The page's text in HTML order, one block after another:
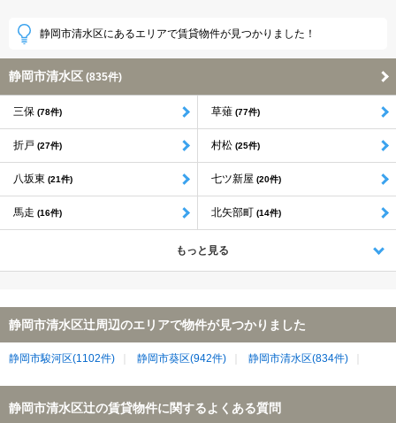
静岡市清水区にあるエリアで賃貸物件が見つかりました！
静岡市清水区 (835件)
三保 (78件) 草薙 (77件)
折戸 (27件) 村松 (25件)
八坂東 (21件) 七ツ新屋 (20件)
馬走 (16件) 北矢部町 (14件)
もっと見る
静岡市清水区辻周辺のエリアで物件が見つかりました
静岡市駿河区(1102件) 静岡市葵区(942件) 静岡市清水区(834件)
静岡市清水区辻の賃貸物件に関するよくある質問